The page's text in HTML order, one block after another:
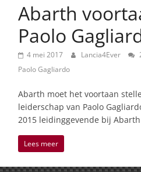
Abarth
Paolo
4 mei 2017 Lancia4Ever
Paolo Gagliardo
Abarth moet het voortaan
leiderschap van Paolo
2015 leidinggevende bij
Lees meer